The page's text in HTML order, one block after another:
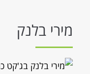
מירי בלנק